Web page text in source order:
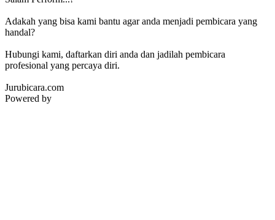
Adakah yang bisa kami bantu agar anda menjadi pembicara yang
handal?
Hubungi kami, daftarkan diri anda dan jadilah pembicara
profesional yang percaya diri.
Jurubicara.com
Powered by